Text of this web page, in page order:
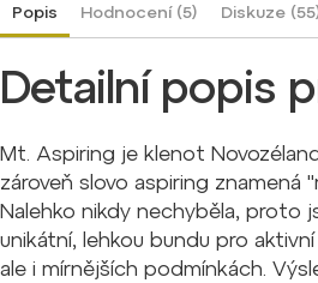
Popis Hodnocení (5) Diskuze
Detailní popis
Mt. Aspiring je klenot
zároveň slovo aspiring znamená
Nalehko nikdy nechyběla, proto
unikátní, lehkou bundu pro
ale i mírnějších podmínkách.